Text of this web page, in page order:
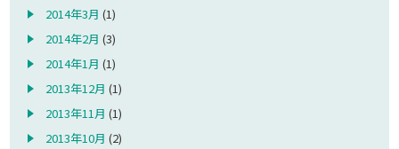
2014年3月 (1)
2014年2月 (3)
2014年1月 (1)
2013年12月 (1)
2013年11月 (1)
2013年10月 (2)